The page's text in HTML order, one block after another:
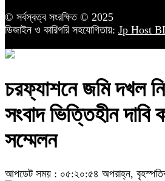
© সর্বস্বত্ব সংরক্ষিত © 2025
ডিজাইন ও কারিগরি সহযোগিতায়: Jp Host
চরফ্যাশনে জমি দখল
সংবাদ ভিত্তিহীন দাবি
সম্মেলন
আপডেট সময় : ০৫:২০:৫৪ অপরাহ্ন,